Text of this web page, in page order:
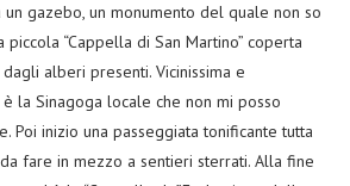
gazebo, un monumento del quale non so
“Cappella di San Martino” coperta
alberi presenti. Vicinissima e
la Sinagoga locale che non mi posso
Poi inizio una passeggiata tonificante tutta
fare in mezzo a sentieri sterrati. Alla fine